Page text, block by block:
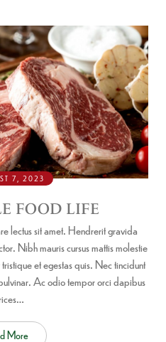
7, 2023
FOOD LIFE
lectus sit amet. Hendrerit gravida
Nibh mauris cursus mattis molestie
et egestas quis. Nec tincidunt
Ac odio tempor orci dapibus
More